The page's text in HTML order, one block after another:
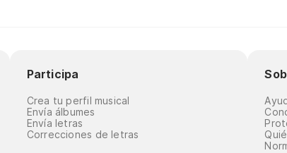
Participa
Crea tu perfil musical
Envía álbumes
Envía letras
Correcciones de letras